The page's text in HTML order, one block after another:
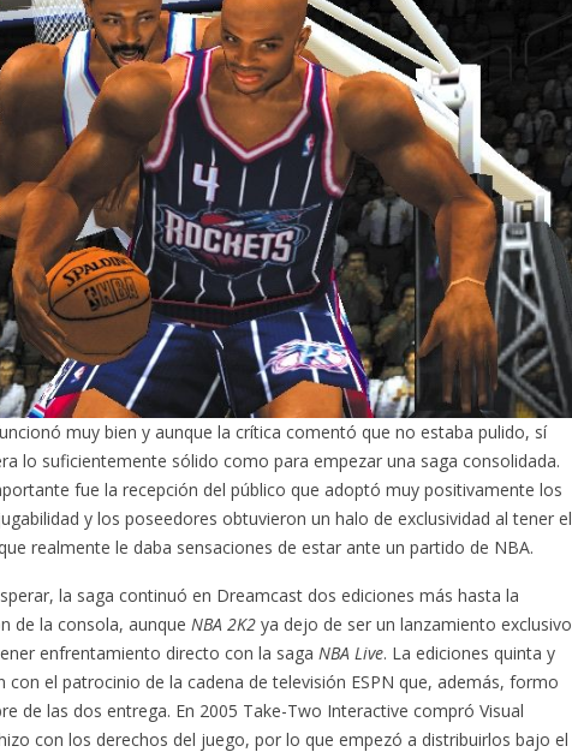
muy bien y aunque la crítica comentó que no estaba pulido, sí
lo suficientemente sólido como para empezar una saga consolidada.
fue la recepción del público que adoptó muy positivamente los
y los poseedores obtuvieron un halo de exclusividad al tener el
realmente le daba sensaciones de estar ante un partido de NBA.
la saga continuó en Dreamcast dos ediciones más hasta la
de la consola, aunque NBA 2K2 ya dejo de ser un lanzamiento exclusivo
enfrentamiento directo con la saga NBA Live. La ediciones quinta y
con el patrocinio de la cadena de televisión ESPN que, además, formo
de las dos entrega. En 2005 Take-Two Interactive compró Visual
con los derechos del juego, por lo que empezó a distribuirlos bajo el